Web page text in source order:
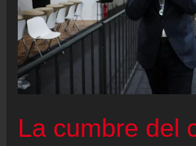
señalado
por
Trump
no
verá
afectado
La cumbre del